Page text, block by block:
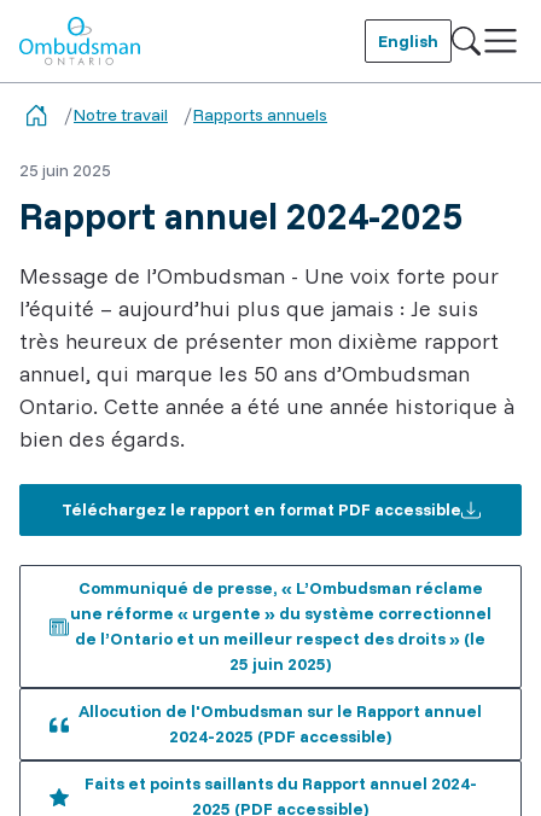
content
English
Notre travail Rapports annuels
25 juin 2025
Rapport annuel 2024-2025
Message de l’Ombudsman - Une voix forte pour
l’équité – aujourd’hui plus que jamais : Je suis
très heureux de présenter mon dixième rapport
annuel, qui marque les 50 ans d’Ombudsman
Ontario. Cette année a été une année historique à
bien des égards.
Téléchargez le rapport en format PDF accessible
Communiqué de presse, « L’Ombudsman réclame
une réforme « urgente » du système correctionnel
de l’Ontario et un meilleur respect des droits » (le
25 juin 2025)
Allocution de l'Ombudsman sur le Rapport annuel
2024-2025 (PDF accessible)
Faits et points saillants du Rapport annuel 2024-
2025 (PDF accessible)